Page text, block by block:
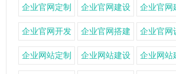
企业官网定制 企业官网建设 企业官网
企业官网开发 企业官网搭建 企业官网
企业网站定制 企业网站建设 企业网站